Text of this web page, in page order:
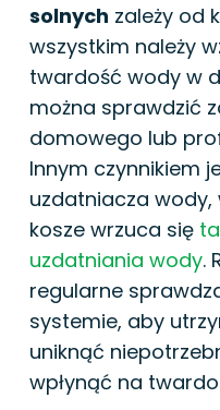
solnych zależy od
wszystkim należy
twardość wody w
można sprawdzić
domowego lub
Innym czynnikiem
uzdatniacza
kosze wrzuca się
uzdatniania wody.
regularne
systemie, aby
uniknąć
wpłynąć na